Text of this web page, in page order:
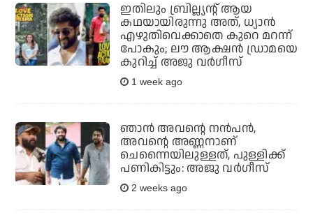
ഇതിലും ബ്രില്ല്യന്റ് ആയ
കഥയായിരുന്നു അത്, ധ്യാന്‍
എഴുതിവെക്കാതെ കുറെ മറന്ന്
പോകും; ലൗ ആക്ഷന്‍ ഡ്രാമയെ
കുറിച്ച് അജു വര്‍ഗീസ്
1 week ago
ഞാന്‍ അവന്റെ നന്‍പന്‍,
അവന്റെ അണ്ണനാണ്
ചെന്നൈയിലുള്ളത്, പുള്ളിക്ക്
പണികിട്ടും: അജു വര്‍ഗീസ്
2 weeks ago